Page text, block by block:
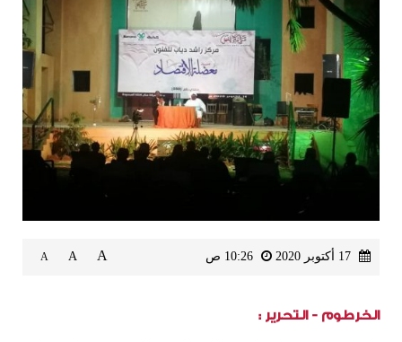
A
A
A
الخرطوم - التحرير :